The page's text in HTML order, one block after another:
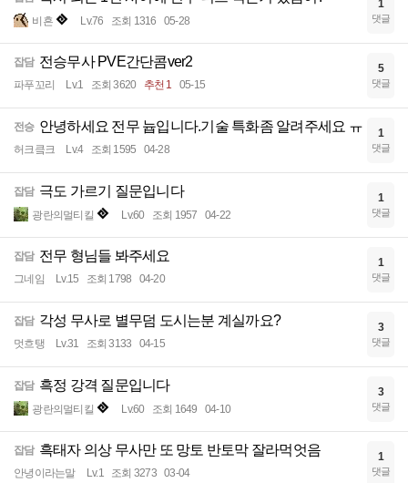
비흔 Lv.76 조회 1316 05-28
1
댓글
잡담 전승무사 PVE간단콤ver2
파푸꼬리 Lv.1 조회 3620 추천 1 05-15
5
댓글
전승 안녕하세요 전무 늅입니다.기술 특화좀 알려주세요 ㅠ
허크킄크 Lv.4 조회 1595 04-28
1
댓글
잡담 극도 가르기 질문입니다
광란의멀티킬 Lv.60 조회 1957 04-22
1
댓글
잡담 전무 형님들 봐주세요
그네임 Lv.15 조회 1798 04-20
1
댓글
잡담 각성 무사로 별무덤 도시는분 계실까요?
멋흐탱 Lv.31 조회 3133 04-15
3
댓글
잡담 흑정 강격 질문입니다
광란의멀티킬 Lv.60 조회 1649 04-10
3
댓글
잡담 흑태자 의상 무사만 또 망토 반토막 잘라먹엇음
안녕이라는말 Lv.1 조회 3273 03-04
1
댓글